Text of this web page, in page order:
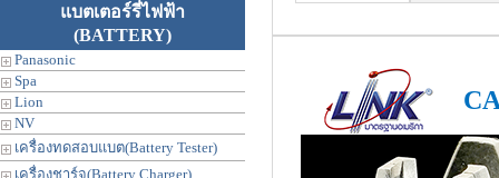
แบตเตอร์รี่ไฟฟ้า
(BATTERY)
Panasonic
Spa
Lion
NV
เครื่องทดสอบแบต(Battery Tester)
เครื่องชาร์จ(Battery Charger)